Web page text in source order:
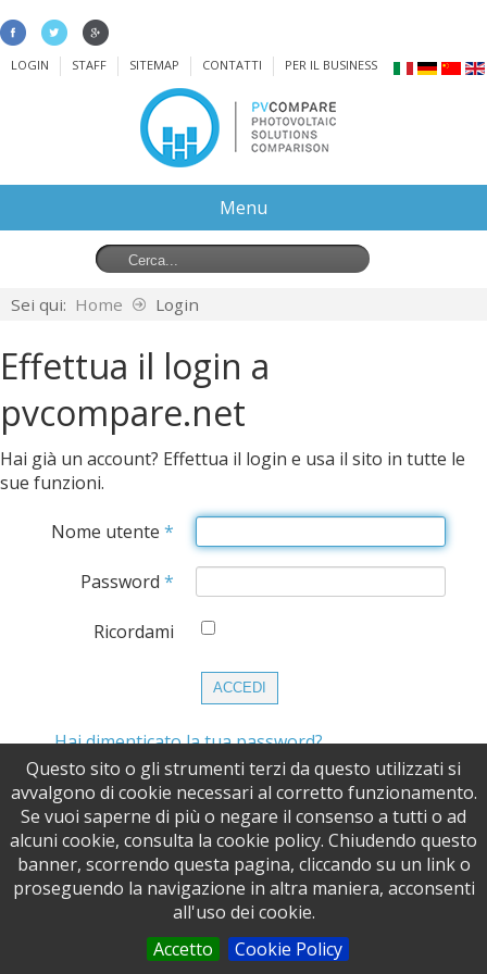
Questo sito o gli strumenti terzi da questo utilizzati si
avvalgono di cookie necessari al corretto funzionamento.
Se vuoi saperne di più o negare il consenso a tutti o ad
alcuni cookie, consulta la cookie policy. Chiudendo questo
banner, scorrendo questa pagina, cliccando su un link o
proseguendo la navigazione in altra maniera, acconsenti
all'uso dei cookie.
Accetto
Cookie Policy
LOGIN STAFF SITEMAP CONTATTI PER IL BUSINESS
Menu
Sei qui: Home Login
Effettua il login a
pvcompare.net
Hai già un account? Effettua il login e usa il sito in tutte le
sue funzioni.
Nome utente *
Password *
Ricordami
ACCEDI
Hai dimenticato la tua password?
Hai dimenticato il tuo nome utente?
Non possiedi un account? Registrati
Copyright © 2013-2026Fly Solartech Solutions S.r.l.| Tutti i
diritti riservati | P.IVA 02685810307 |Termini e condizioni